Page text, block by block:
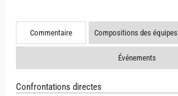
Commentaire Compositions des équipes
Événements
Confrontations directes